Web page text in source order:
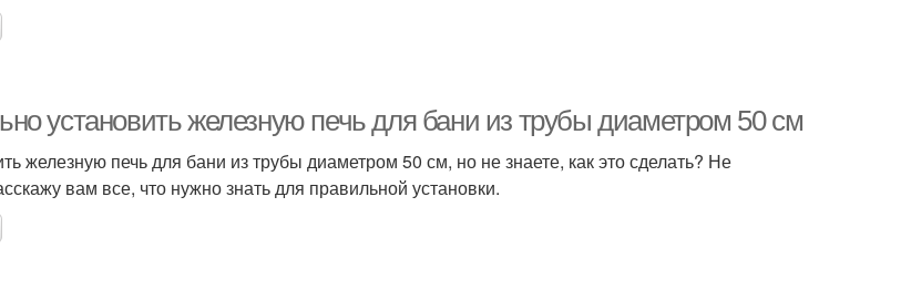
установить железную печь для бани из трубы диаметром 50 см
железную печь для бани из трубы диаметром 50 см, но не знаете, как это сделать? Не
вам все, что нужно знать для правильной установки.